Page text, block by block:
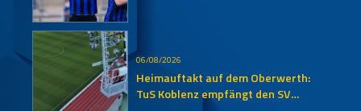
06/08/2026
Heimauftakt auf dem Oberwerth:
TuS Koblenz empfängt den SV